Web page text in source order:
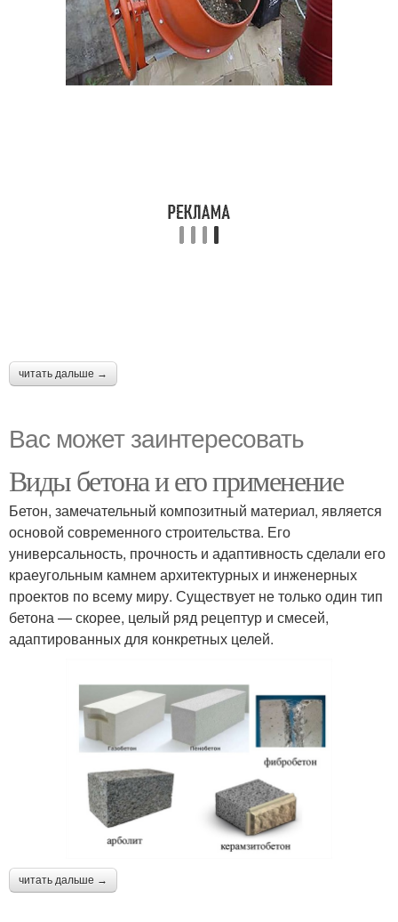
читать дальше →
Вас может заинтересовать
Виды бетона и его применение
Бетон, замечательный композитный материал, является
основой современного строительства. Его
универсальность, прочность и адаптивность сделали его
краеугольным камнем архитектурных и инженерных
проектов по всему миру. Существует не только один тип
бетона — скорее, целый ряд рецептур и смесей,
адаптированных для конкретных целей.
читать дальше →